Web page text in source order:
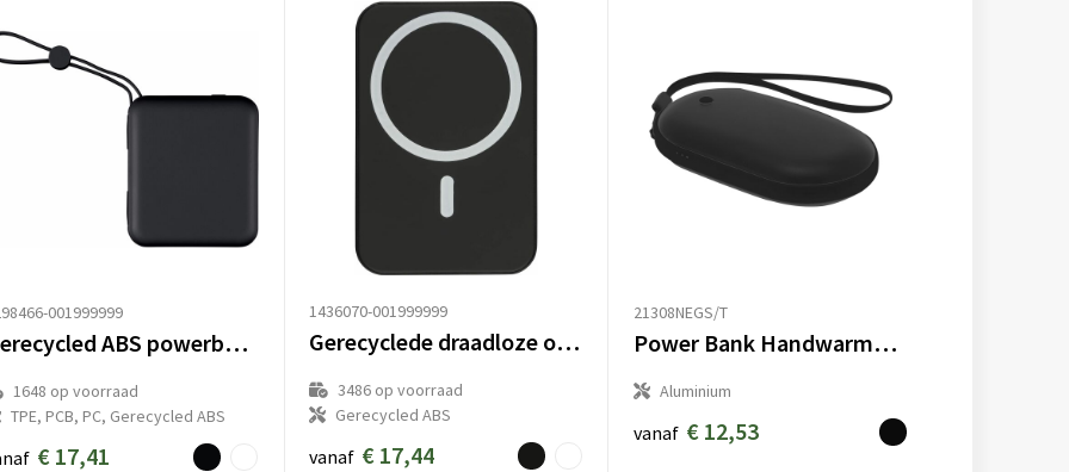
001999999
Gerecycled ABS powerbank Jona
1648 op voorraad
TPE, PCB, PC, Gerecycled ABS
€ 17,41
1436070-001999999
Gerecyclede draadloze oplader powerbank Meno
3486op voorraad
Gerecycled ABS
vanaf € 17,44
21308NEGS/T
Power Bank Handwarmer Geax
Aluminium
vanaf € 12,53